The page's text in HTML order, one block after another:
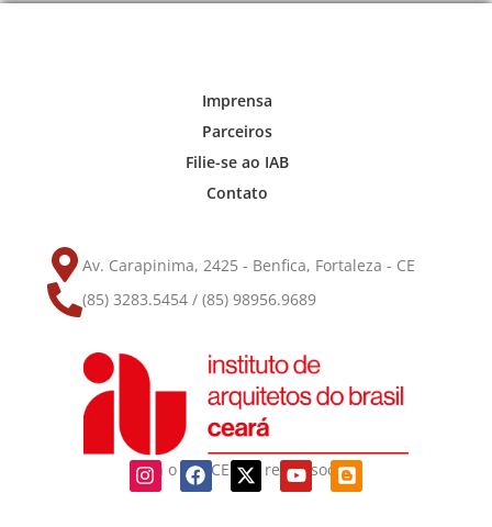
Siga o IAB-CE nas redes sociais
Imprensa
Parceiros
Filie-se ao IAB
Contato
Av. Carapinima, 2425 - Benfica, Fortaleza - CE
(85) 3283.5454 / (85) 98956.9689